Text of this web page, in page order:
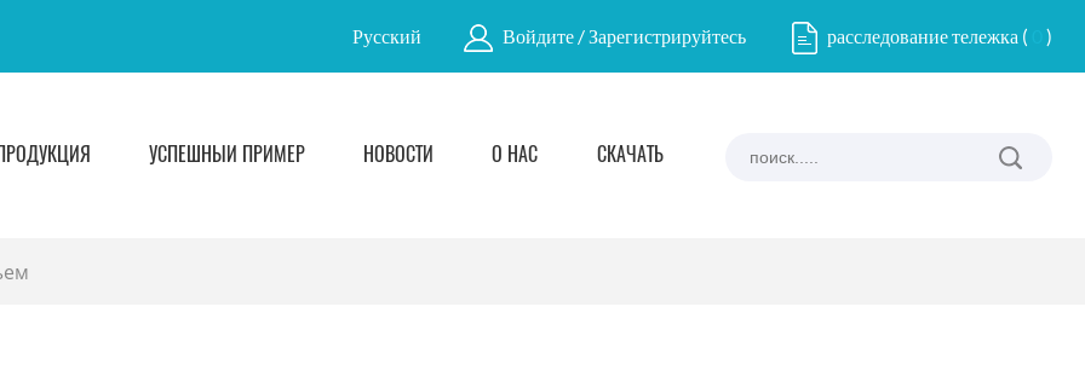
Русский Войдите / Зарегистрируйтесь расследование тележка ( )
УСПЕШНЫЙ ПРИМЕР НОВОСТИ О НАС СКАЧАТЬ